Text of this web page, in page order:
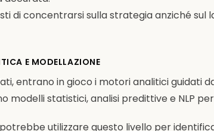
di concentrarsi sulla strategia anziché sul
E MODELLAZIONE
entrano in gioco i motori analitici guidati
modelli statistici, analisi predittive e NLP
utilizzare questo livello per